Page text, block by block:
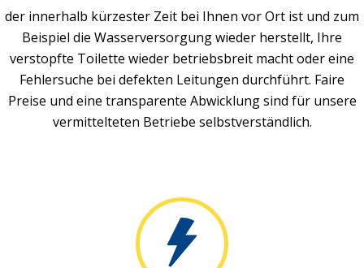
der innerhalb kürzester Zeit bei Ihnen vor Ort ist und zum
Beispiel die Wasserversorgung wieder herstellt, Ihre
verstopfte Toilette wieder betriebsbreit macht oder eine
Fehlersuche bei defekten Leitungen durchführt. Faire
Preise und eine transparente Abwicklung sind für unsere
vermittelteten Betriebe selbstverständlich.